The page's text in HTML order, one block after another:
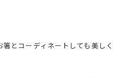
とコーディネートしても美し